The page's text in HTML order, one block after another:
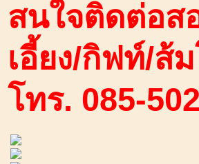
สนใจติดต่อส
เอี้ยง/กิฟท์/ส้
โทร. 085-